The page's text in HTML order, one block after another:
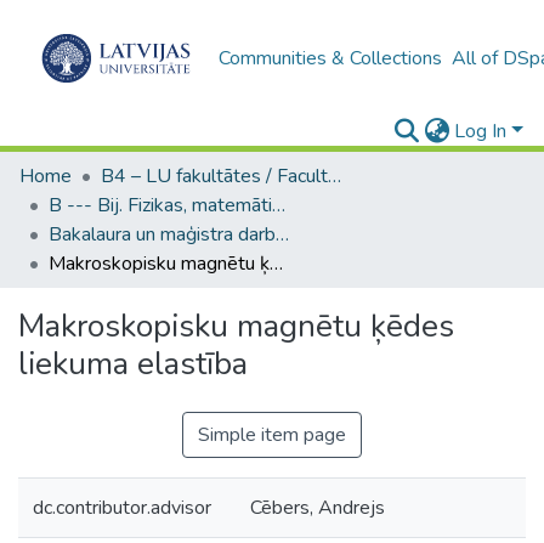
Communities & Collections All of
Log In
Home
B4 – LU fakultātes / Faculties of the UL
B --- Bij. Fizikas, matemātikas un optometrijas fakultātes studentu noslēguma darbi / Faculty of Physics, Mathematics and Optometry - Graduate works
Bakalaura un maģistra darbi (FMOF) / Bachelor's and Master's theses
Makroskopisku magnētu ķēdes liekuma elastība
Makroskopisku magnētu ķēdes
liekuma elastība
Simple item page
dc.contributor.advisor Cēbers, Andrejs